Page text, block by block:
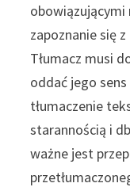
zapoznanie się
Tłumacz musi
oddać jego
tłumaczenie
starannością i
ważne jest